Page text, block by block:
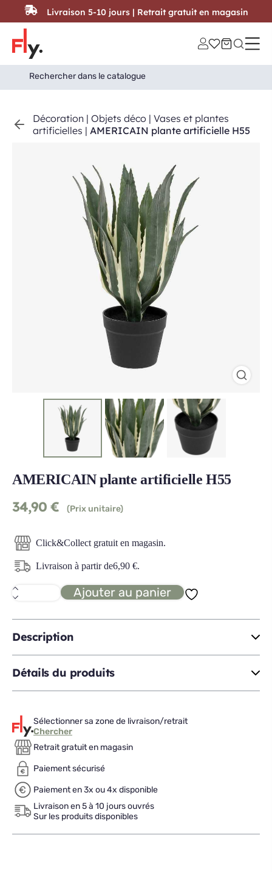
Passer au contenu
Search
for:
Search Button
Décoration | Objets déco | Vases et plantes
artificielles | AMERICAIN plante artificielle H55
AMERICAIN plante artificielle H55
34,90 € (Prix unitaire)
Click&Collect gratuit en magasin.
Livraison à partir de6,90 €.
quantité
de
plante
artificielle
H55
Ajouter au panier
Description
Détails du produits
Sélectionner sa zone de livraison/retrait
Chercher
Retrait gratuit en magasin
Paiement sécurisé
Paiement en 3x ou 4x disponible
Livraison en 5 à 10 jours ouvrés
Sur les produits disponibles
Livraison 5-10 jours | Retrait gratuit en magasin